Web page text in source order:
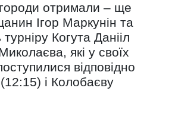
отримали – ще
Ігор Маркунін та
Когута Данііл
які у своїх
відповідно
і Колобаєву